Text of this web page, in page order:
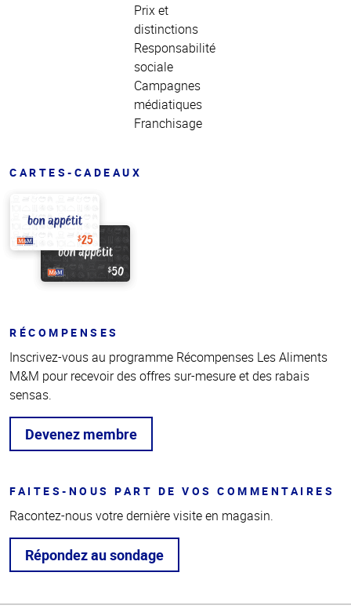
Prix et
distinctions
Responsabilité
sociale
Campagnes
médiatiques
Franchisage
CARTES-CADEAUX
RÉCOMPENSES
Inscrivez-vous au programme Récompenses Les Aliments
M&M pour recevoir des offres sur-mesure et des rabais
sensas.
Devenez membre
FAITES-NOUS PART DE VOS COMMENTAIRES
Racontez-nous votre dernière visite en magasin.
Répondez au sondage